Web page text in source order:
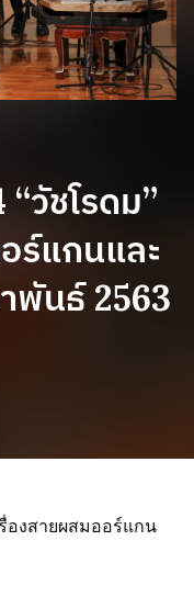
วัชโรดม”
ร์แกนและ
พันธ์ 2563
องสายผสมออร์แกน